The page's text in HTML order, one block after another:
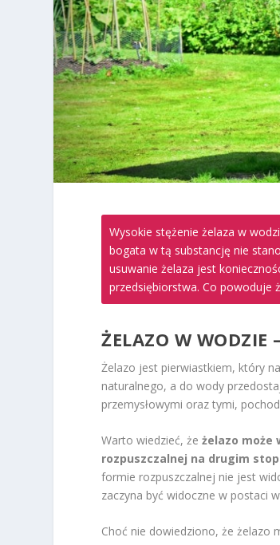
Wysokie stężenie żelaza w
bogata w tą substancję nie
usuwanie żelaza jest
przedsiębiorstwa. Co powoduje
ŻELAZO W WODZIE
Żelazo jest pierwiastkiem, który
naturalnego, a do wody
przemysłowymi oraz tymi,
Warto wiedzieć, żeżelazo może
rozpuszczalnej na drugim
formie rozpuszczalnej nie jest
zaczyna być widoczne w postaci
Choć nie dowiedziono, że żelazo